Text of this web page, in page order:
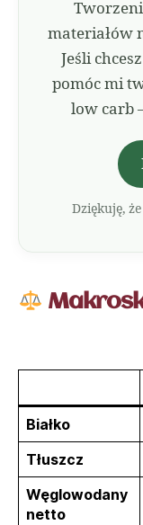
materiałów
Jeśli
pomóc mi
low carb
Dziękuję,
Białko
Tłuszcz
Węglowodany
netto